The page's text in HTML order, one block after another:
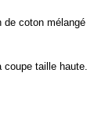
de coton mélangé
coupe taille haute.